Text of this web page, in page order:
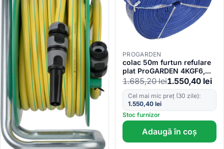
PROGARDEN
colac 50m furtun refulare
plat ProGARDEN 4KGF6,
6″/150mm
1.685,20lei1.550,40 lei
Cel mai mic preț (30 zile):
1.550,40 lei
Stoc furnizor
Adaugă în coș